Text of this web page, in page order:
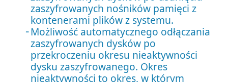
zaszyfrowanych nośników pamięci z
kontenerami plików z systemu.
Możliwość automatycznego odłączania
zaszyfrowanych dysków po
przekroczeniu okresu nieaktywności
dysku zaszyfrowanego. Okres
nieaktywności to okres, w którym